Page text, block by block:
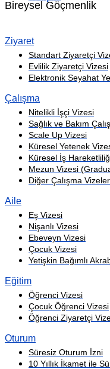
Bireysel Göçmenlik
Ziyaret
Standart Ziyaretçi
Evlilik Ziyaretçi Vizesi
Elektronik Seyahat
Çalışma
Nitelikli İşçi Vizesi
Sağlık ve Bakım
Scale Up Vizesi
Küresel Yetenek
Küresel İş
Mezun Vizesi
Diğer Çalışma
Aile
Eş Vizesi
Nişanlı Vizesi
Ebeveyn Vizesi
Çocuk Vizesi
Yetişkin Bağımlı
Eğitim
Öğrenci Vizesi
Çocuk Öğrenci Vizesi
Öğrenci Ziyaretçi
Oturum
Süresiz Oturum İzni
10 Yıllık İkamet ile